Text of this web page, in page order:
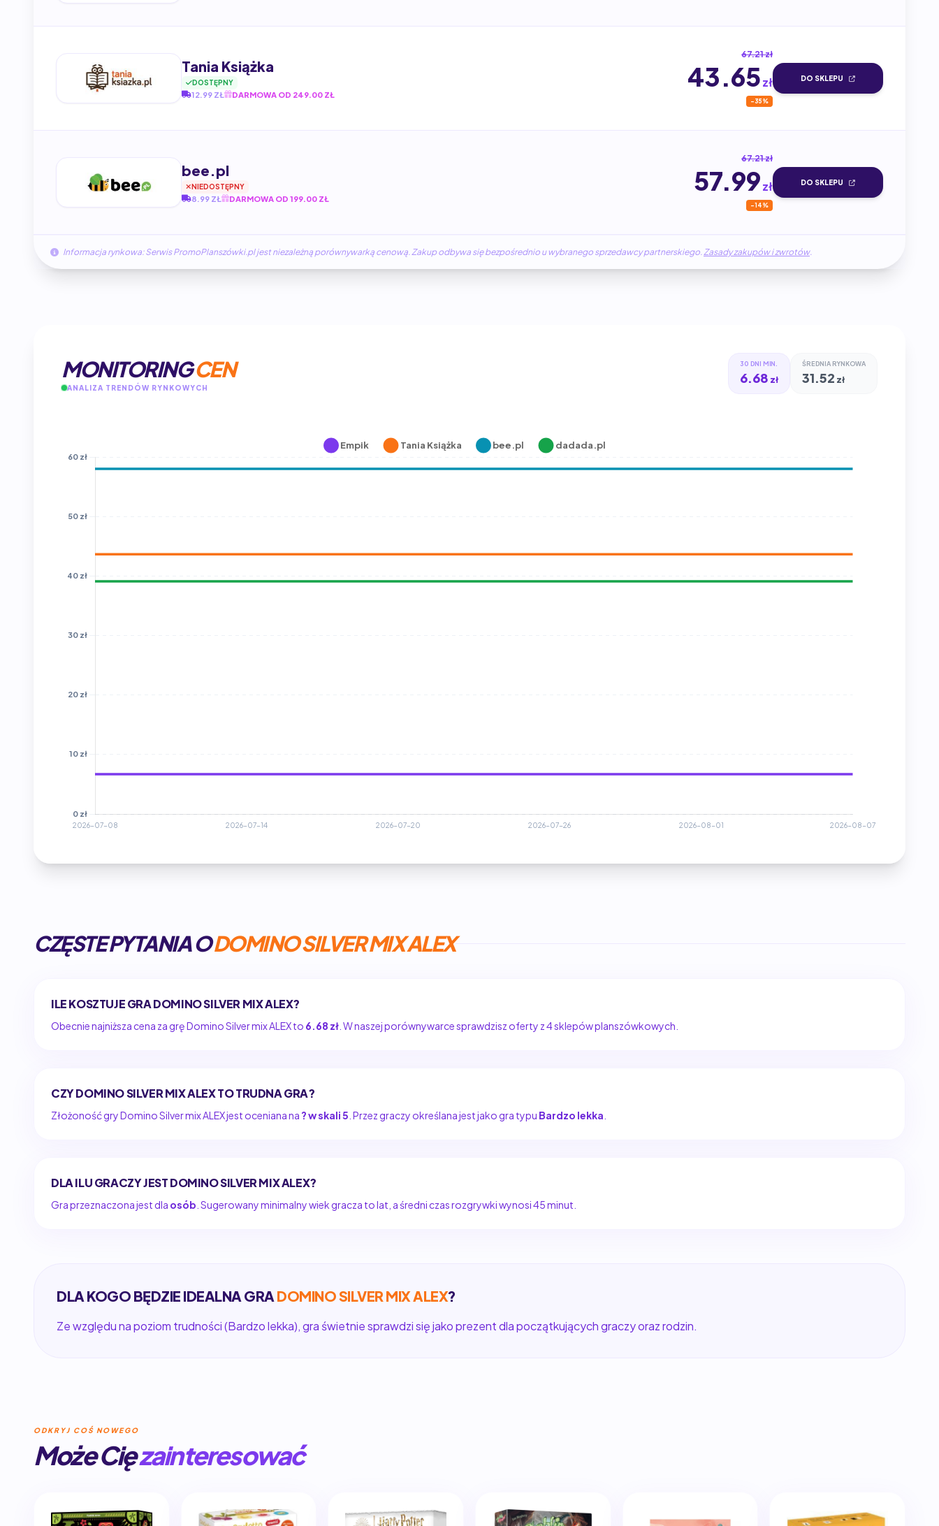
Tania Książka
DOSTĘPNY
12.99 ZŁ DARMOWA OD 249.00 ZŁ
67.21 zł
43.65zł
-35%
DO SKLEPU
bee.pl
NIEDOSTĘPNY
8.99 ZŁ DARMOWA OD 199.00 ZŁ
67.21 zł
57.99zł
-14%
DO SKLEPU
Informacja rynkowa: Serwis PromoPlanszówki.pl jest niezależną porównywarką cenową. Zakup odbywa się bezpośrednio u wybranego sprzedawcy partnerskiego.Zasady zakupów i zwrotów.
MONITORINGCEN
ANALIZA TRENDÓW RYNKOWYCH
30 DNI MIN.
6.68 zł
ŚREDNIA RYNKOWA
31.52 zł
CZĘSTE PYTANIA ODOMINO SILVER MIX ALEX
ILE KOSZTUJE GRA DOMINO SILVER MIX ALEX?
Obecnie najniższa cena za grę Domino Silver mix ALEX to 6.68 zł . W naszej porównywarce sprawdzisz oferty z 4 sklepów planszówkowych.
CZY DOMINO SILVER MIX ALEX TO TRUDNA GRA?
Złożoność gry Domino Silver mix ALEX jest oceniana na ? w skali 5 . Przez graczy określana jest jako gra typu Bardzo lekka
DLA ILU GRACZY JEST DOMINO SILVER MIX ALEX?
Gra przeznaczona jest dla osób . Sugerowany minimalny wiek gracza to lat, a średni czas rozgrywki wynosi 45 minut.
DLA KOGO BĘDZIE IDEALNA GRA DOMINO SILVER MIX ALEX?
Ze względu na poziom trudności (Bardzo lekka), gra świetnie sprawdzi się jako prezent dla początkujących graczy oraz rodzin.
ODKRYJ COŚ NOWEGO
Może Cięzainteresować